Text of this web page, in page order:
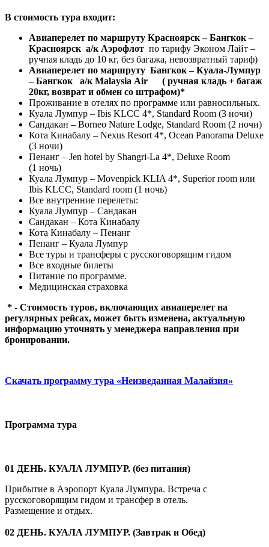
В стоимость тура входит:
Авиаперелет по маршруту Красноярск – Бангкок –
Красноярск а/к Аэрофлот по тарифу Эконом Лайт –
ручная кладь до 10 кг, без багажа, невозвратный тариф)
Авиаперелет по маршруту Бангкок – Куала-Лумпур
– Бангкок а/к Malaysia Air ( ручная кладь + багаж
20кг, возврат и обмен со штрафом)*
Проживание в отелях по программе или равносильных.
Куала Лумпур – Ibis KLCC 4*, Standard Room (3 ночи)
Сандакан – Borneo Nature Lodge, Standard Room (2 ночи)
Кота Кинабалу – Nexus Resort 4*, Ocean Panorama Deluxe
(3 ночи)
Пенанг – Jen hotel by Shangri-La 4*, Deluxe Room
(1 ночь)
Куала Лумпур – Movenpick KLIA 4*, Superior room или
Ibis KLCC, Standard room (1 ночь)
Все внутренние перелеты:
Куала Лумпур – Сандакан
Сандакан – Кота Кинабалу
Кота Кинабалу – Пенанг
Пенанг – Куала Лумпур
Все туры и трансферы с русскоговорящим гидом
Все входные билеты
Питание по программе.
Медицинская страховка
* - Стоимость туров, включающих авиаперелет на
регулярных рейсах, может быть изменена, актуальную
информацию уточнять у менеджера направления при
бронировании.
Скачать программу тура «Неизведанная Малайзия»
Программа тура
01 ДЕНЬ. КУАЛА ЛУМПУР. (без питания)
Прибытие в Аэропорт Куала Лумпура. Встреча с
русскоговорящим гидом и трансфер в отель.
Размещение и отдых.
02 ДЕНЬ. КУАЛА ЛУМПУР. (Завтрак и Обед)